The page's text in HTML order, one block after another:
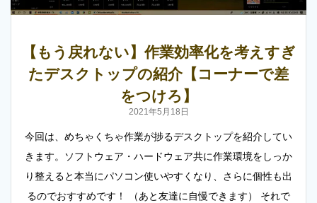
【もう戻れない】作業効率化を考えすぎ
たデスクトップの紹介【コーナーで差
をつけろ】
2021年5月18日
今回は、めちゃくちゃ作業が捗るデスクトップを紹介してい
きます。ソフトウェア・ハードウェア共に作業環境をしっか
り整えると本当にパソコン使いやすくなり、さらに個性も出
るのでおすすめです！ （あと友達に自慢できます） それで